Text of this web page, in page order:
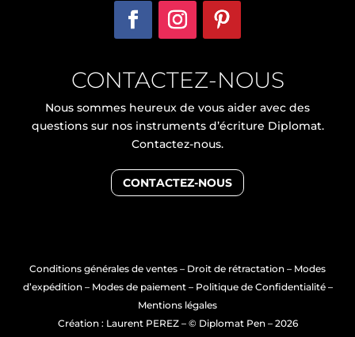
CONTACTEZ-NOUS
Nous sommes heureux de vous aider avec des
questions sur nos instruments d’écriture Diplomat.
Contactez-nous.
CONTACTEZ-NOUS
Conditions générales de ventes – Droit de rétractation – Modes
d’expédition– Modes de paiement– Politique de Confidentialité–
Mentions légales
Création : Laurent PEREZ– © Diplomat Pen – 2026